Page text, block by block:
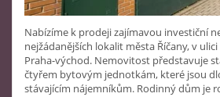
Nabízíme k prodeji zajímavou investiční
nejžádanějších lokalit města Říčany, v
Praha-východ. Nemovitost představuje
čtyřem bytovým jednotkám, které jsou
stávajícím nájemníkům. Rodinný dům je